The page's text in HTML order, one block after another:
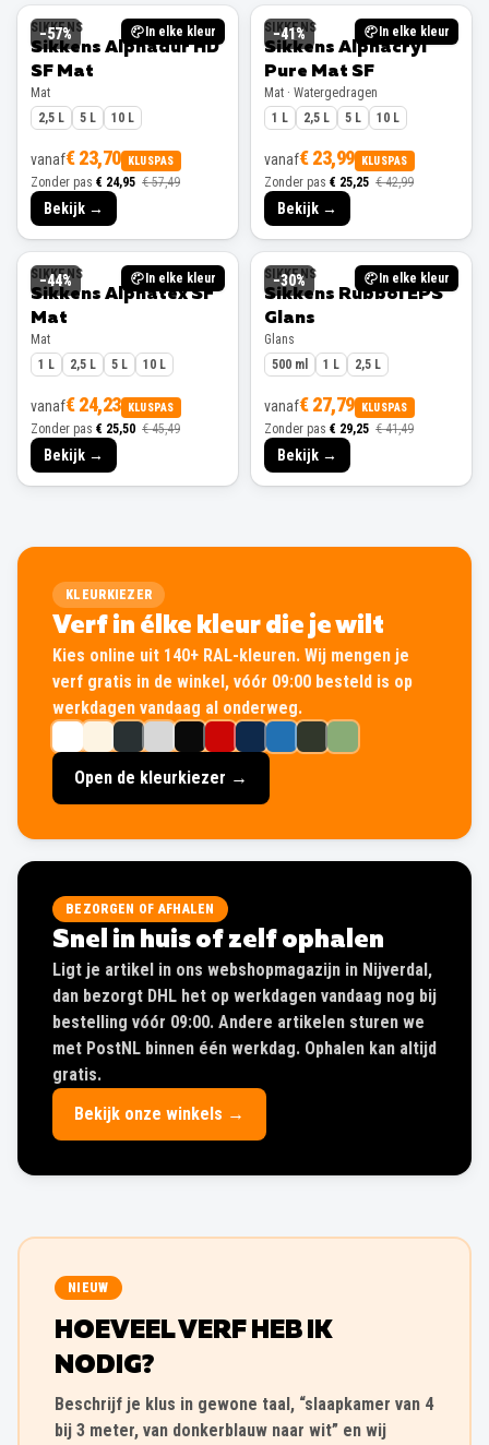
−57% In elke kleur
SIKKENS
Sikkens Alphadur HD
SF Mat
Mat
2,5 L
5 L 10 L
vanaf€ 23,70 KLUSPAS
Zonder pas € 24,95 € 57,49
Bekijk →
−41% In elke kleur
SIKKENS
Sikkens Alphacryl
Pure Mat SF
Mat · Watergedragen
1 L
2,5 L 5 L 10 L
vanaf€ 23,99 KLUSPAS
Zonder pas € 25,25 € 42,99
Bekijk →
−44% In elke kleur
SIKKENS
Sikkens Alphatex SF
Mat
Mat
1 L
2,5 L 5 L 10 L
vanaf€ 24,23 KLUSPAS
Zonder pas € 25,50 € 45,49
Bekijk →
−30% In elke kleur
SIKKENS
Sikkens Rubbol EPS
Glans
Glans
500 ml
1 L 2,5 L
vanaf€ 27,79 KLUSPAS
Zonder pas € 29,25 € 41,49
Bekijk →
KLEURKIEZER
Verf in élke kleur die je wilt
Kies online uit 140+ RAL-kleuren. Wij mengen je
verf gratis in de winkel, vóór 09:00 besteld is op
werkdagen vandaag al onderweg.
Open de kleurkiezer →
BEZORGEN OF AFHALEN
Snel in huis of zelf ophalen
Ligt je artikel in ons webshopmagazijn in Nijverdal,
dan bezorgt DHL het op werkdagen vandaag nog bij
bestelling vóór 09:00. Andere artikelen sturen we
met PostNL binnen één werkdag. Ophalen kan altijd
gratis.
Bekijk onze winkels →
NIEUW
HOEVEEL VERF HEB IK
NODIG?
Beschrijf je klus in gewone taal, “slaapkamer van 4
bij 3 meter, van donkerblauw naar wit” en wij